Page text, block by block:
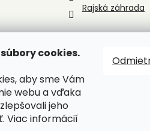
cookies.
aby sme Vám
webu a vďaka
jeho
Viac informácií
Rajská záhrada